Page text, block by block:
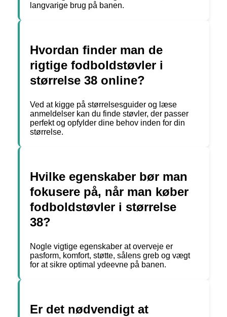
langvarige brug på banen.
Hvordan finder man de
rigtige fodboldstøvler i
størrelse 38 online?
Ved at kigge på størrelsesguider og læse
anmeldelser kan du finde støvler, der passer
perfekt og opfylder dine behov inden for din
størrelse.
Hvilke egenskaber bør man
fokusere på, når man køber
fodboldstøvler i størrelse
38?
Nogle vigtige egenskaber at overveje er
pasform, komfort, støtte, sålens greb og vægt
for at sikre optimal ydeevne på banen.
Er det nødvendigt at